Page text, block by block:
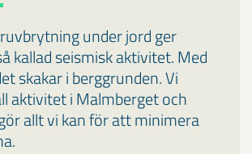
under jord ger
kallad seismisk aktivitet. Med
skakar i berggrunden. Vi
aktivitet i Malmberget och
allt vi kan för att minimera